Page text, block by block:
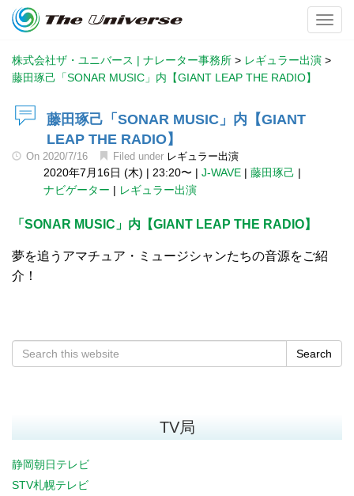
株式会社ザ・ユニバース | ナレーター事務所 > レギュラー出演 >
藤田琢己「SONAR MUSIC」内【GIANT LEAP THE RADIO】
藤田琢己「SONAR MUSIC」内【GIANT
LEAP THE RADIO】
On 2020/7/16 Filed under レギュラー出演
2020年7月16日 (木) | 23:20〜 | J-WAVE | 藤田琢己 |
ナビゲーター | レギュラー出演
「SONAR MUSIC」内【GIANT LEAP THE RADIO】
夢を追うアマチュア・ミュージシャンたちの音源をご紹
介！
Search
TV局
静岡朝日テレビ
STV札幌テレビ